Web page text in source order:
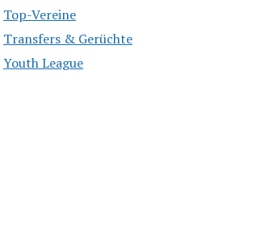
Top-Vereine
Transfers & Gerüchte
Youth League